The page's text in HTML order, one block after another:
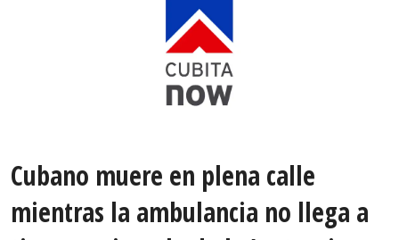
Cubano muere en plena calle
mientras la ambulancia no llega a